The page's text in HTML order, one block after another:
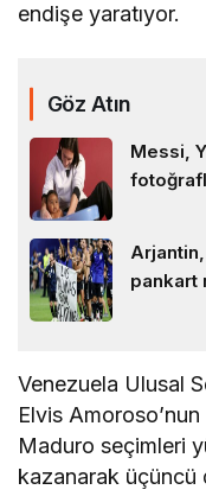
endişe yaratıyor.
Göz Atın
Messi,
pankart
Venezuela Ulusal
Elvis
Maduro seçimleri
kazanarak üçüncü